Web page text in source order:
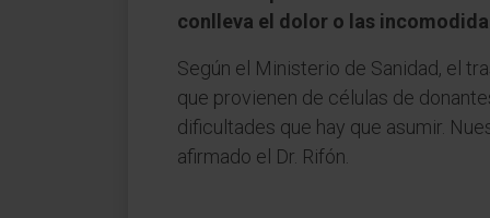
conlleva el dolor o las
Según el Ministerio de Sanidad, el
que provienen de células de
dificultades que hay que asumir.
afirmado el Dr. Rifón.